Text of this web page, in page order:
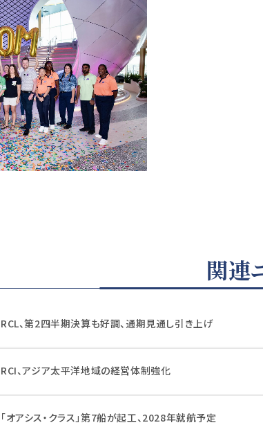
関連
RCL、第2四半期決算も好調、通期見通し引き上げ
RCI、アジア太平洋地域の経営体制強化
「オアシス・クラス」第7船が起工、2028年就航予定